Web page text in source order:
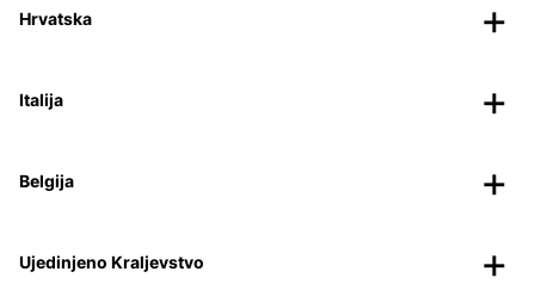
Hrvatska
Italija
Belgija
Ujedinjeno Kraljevstvo